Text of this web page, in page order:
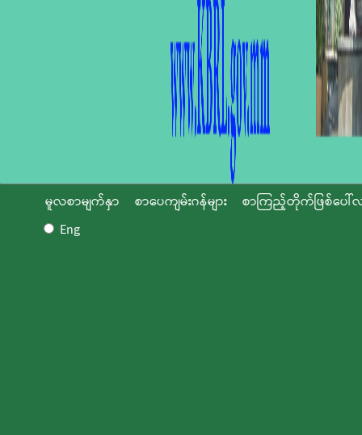
မူလစာမျက်နှာ စာပေကျမ်းဂန်များ
စာကြည့်တိုက်ဖြစ်ပေါ်
Eng